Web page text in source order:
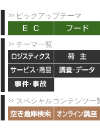
ピックアップテーマ
テーマ一覧
スペシャルコンテンツ一